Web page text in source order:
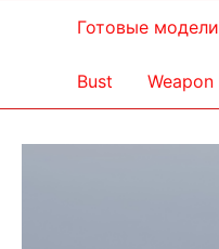
Готовые модели
Bust Weapon